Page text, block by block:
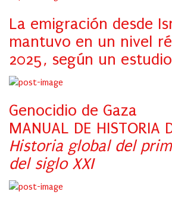
La emigración desde
mantuvo en un nivel
2025, según un estudio
Genocidio de Gaza
MANUAL DE HISTORIA
Historia global del
del siglo XXI